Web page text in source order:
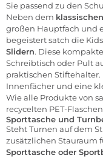
Sie passend zu den
Neben dem klassischen
großen Hauptfach und
begeistert satch die
Slidern. Diese
Schreibtisch oder Pult
praktischen
Innenfächer und eine
Wie alle Produkte von
recycelten PET-
Sporttasche und
Steht Turnen auf dem
zusätzlichen Stauraum
Sporttasche oder